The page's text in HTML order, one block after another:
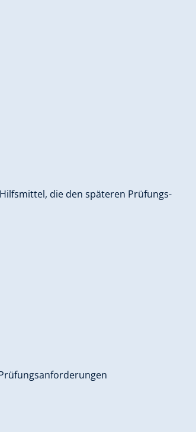
die den späteren Prüfungs-